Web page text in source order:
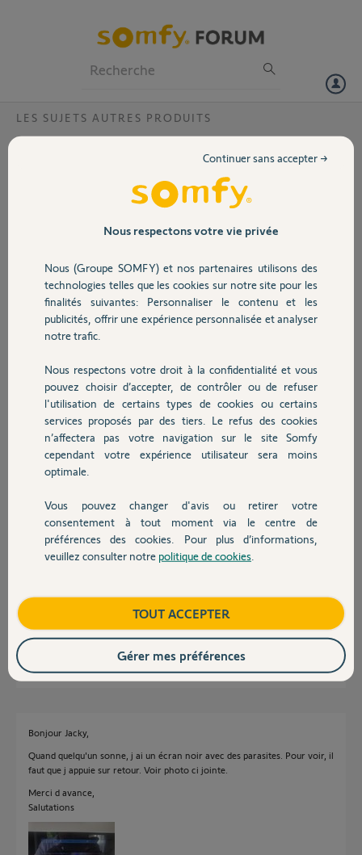
Volet
Sécurité
Domotique
Chauffage
Autres produits
Devis avec un pro
Contact
LES SUJETS AUTRES PRODUITS
Bonjour,
Je souhaiterai connaître
disponible pour un V500.
plus récente que celle que
j'ai, j'aimerai faire une
mise à jour du
visiophone.
Salutations.
Benoit L.
il y a environ 2 ans
Participer au fil de discussion
Réponses
Bonsoir Benoit.
Si vous n'avez pas de problème, Somfy ne diffuse pas de maj de firmware.
JACKY M. il y a environ 2 ans
Bonjour Jacky,
Quand quelqu'un sonne, j ai un écran noir avec des parasites. Pour voir, il
faut que j appuie sur retour. Voir photo ci jointe.
Merci d avance,
Salutations
Nous respectons votre vie privée
Nous (Groupe SOMFY) et nos partenaires utilisons des
technologies telles que les cookies sur notre site pour les
finalités suivantes: Personnaliser le contenu et les
publicités, offrir une expérience personnalisée et analyser
notre trafic.
Nous respectons votre droit à la confidentialité et vous
pouvez choisir d’accepter, de contrôler ou de refuser
l'utilisation de certains types de cookies ou certains
services proposés par des tiers. Le refus des cookies
n’affectera pas votre navigation sur le site Somfy
cependant votre expérience utilisateur sera moins
optimale.
Vous pouvez changer d'avis ou retirer votre
consentement à tout moment via le centre de
préférences des cookies. Pour plus d’informations,
veuillez consulter notre politique de cookies
Continuer sans accepter →
TOUT ACCEPTER
Gérer mes préférences